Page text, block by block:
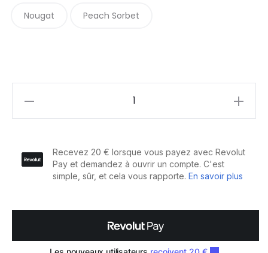
Nougat Peach Sorbet
Crème
Éclaircir
quantity